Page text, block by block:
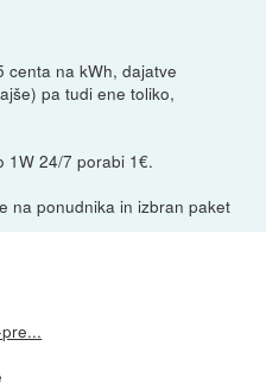
centa na kWh, dajatve
pa tudi ene toliko,
1W 24/7 porabi 1€.
na ponudnika in izbran paket